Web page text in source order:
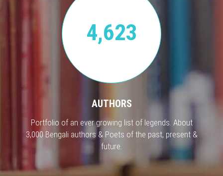
4,623
AUTHORS
Portfolio of an ever growing list of legends. About
3,000 Bengali authors & Poets of the past, present &
future.